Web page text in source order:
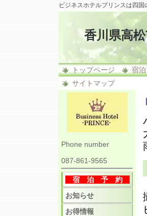
ビジネスホテルプリンスは四
香川県高
トップページ 宿
サイトマップ
Phone number
087-861-9565
宿 泊 予 約
お知らせ
お得情報